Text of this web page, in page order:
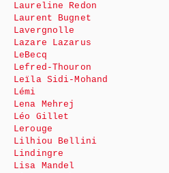
Laureline Redon
Laurent Bugnet
Lavergnolle
Lazare Lazarus
LeBecq
Lefred-Thouron
Leïla Sidi-Mohand
Lémi
Lena Mehrej
Léo Gillet
Lerouge
Lilhiou Bellini
Lindingre
Lisa Mandel